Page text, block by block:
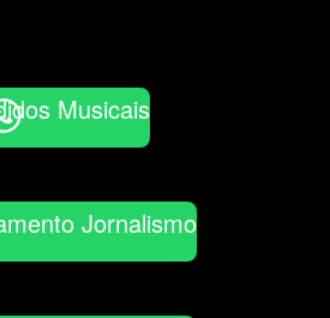
Musicais
Jornalismo